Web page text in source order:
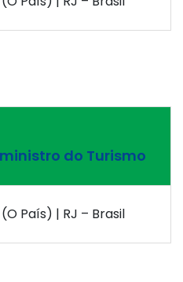
do Turismo
País) | RJ – Brasil